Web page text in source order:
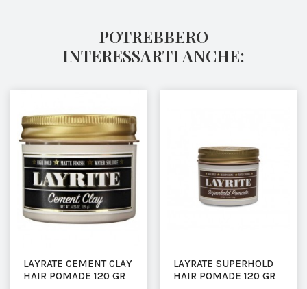
POTREBBERO
INTERESSARTI ANCHE:
LAYRATE CEMENT CLAY
HAIR POMADE 120 GR
LAYRATE SUPERHOLD
HAIR POMADE 120 GR